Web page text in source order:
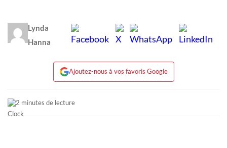
Lynda
Hanna
Ajoutez-nous à vos favoris Google
2 minutes de lecture